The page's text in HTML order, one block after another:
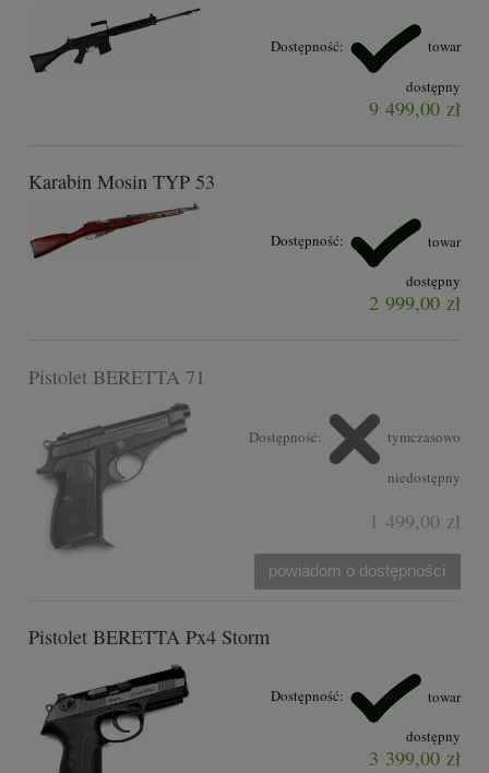
Dostępność: towar
dostępny
9 499,00 zł
Karabin Mosin TYP 53
Dostępność: towar
dostępny
2 999,00 zł
Pistolet BERETTA 71
Dostępność: tymczasowo
niedostępny
1 499,00 zł
powiadom o dostępności
Pistolet BERETTA Px4 Storm
Dostępność: towar
dostępny
3 399,00 zł